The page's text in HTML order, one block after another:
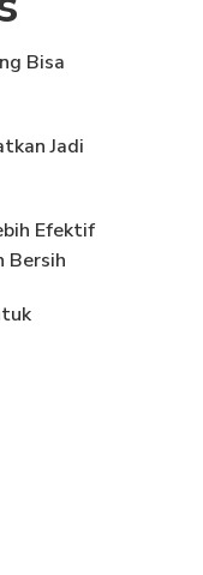
Bisa
Jadi
Efektif
Bersih